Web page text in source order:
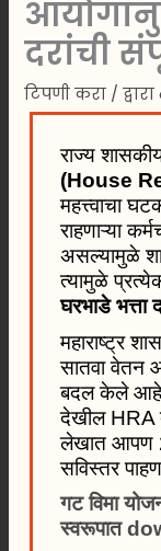
दरांची
टिपणी करा / द्वारा
राज्य
(House
महत्त्वाचा
राहणाऱ्या
असल्यामुळे
त्यामुळे
घरभाडे भत्ता
महाराष्ट्र
सातवा वेतन
बदल केले
देखील HRA
लेखात आपण
सविस्तर
गट विमा
स्वरूपात